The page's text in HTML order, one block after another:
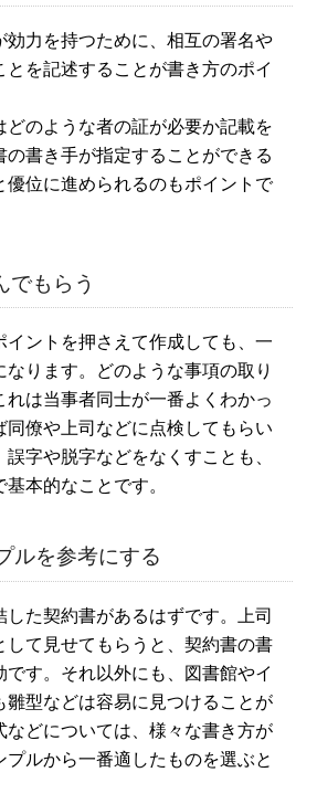
効力を持つために、相互の署名や
とを記述することが書き方のポイ
どのような者の証が必要か記載を
の書き手が指定することができる
優位に進められるのもポイントで
でもらう
イントを押さえて作成しても、一
ります。どのような事項の取り
れは当事者同士が一番よくわかっ
同僚や上司などに点検してもらい
字や脱字などをなくすことも、
本的なことです。
ルを参考にする
た契約書があるはずです。上司
して見せてもらうと、契約書の書
です。それ以外にも、図書館やイ
雛型などは容易に見つけることが
などについては、様々な書き方が
プルから一番適したものを選ぶと